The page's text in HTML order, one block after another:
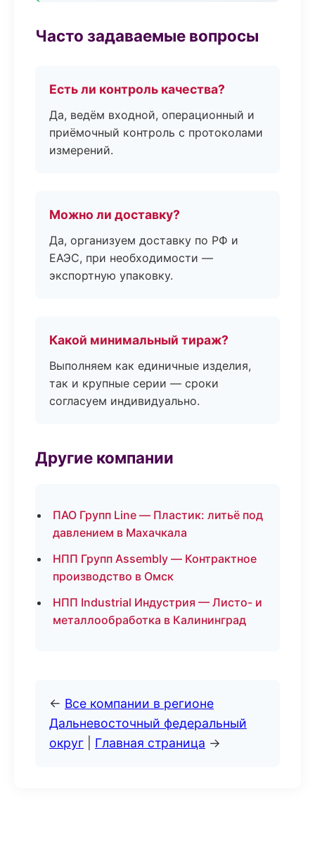
Часто задаваемые вопросы
Есть ли контроль качества?
Да, ведём входной, операционный и
приёмочный контроль с протоколами
измерений.
Можно ли доставку?
Да, организуем доставку по РФ и
ЕАЭС, при необходимости —
экспортную упаковку.
Какой минимальный тираж?
Выполняем как единичные изделия,
так и крупные серии — сроки
согласуем индивидуально.
Другие компании
ПАО Групп Line — Пластик: литьё под
давлением в Махачкала
НПП Групп Assembly — Контрактное
производство в Омск
НПП Industrial Индустрия — Листо- и
металлообработка в Калининград
← Все компании в регионе
Дальневосточный федеральный
округ
Главная страница →